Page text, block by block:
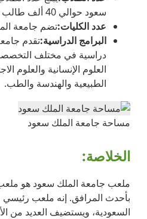
سعود حوالي 40 ألف طالب وطالبة.
عدد الكليات:تضم جامعة الملك
البرامج الدراسية:تقدم
دراسية في مختلف
العلوم الإنسانية والعلوم
الطبيعية والهندسة والطب.
مساحة جامعة الملك سعود
الخلاصة:
ملعب جامعة الملك سعود هو
بأحدث المرافق. إنه ملعب رئيسي
السعودية، ويستضيف العديد من